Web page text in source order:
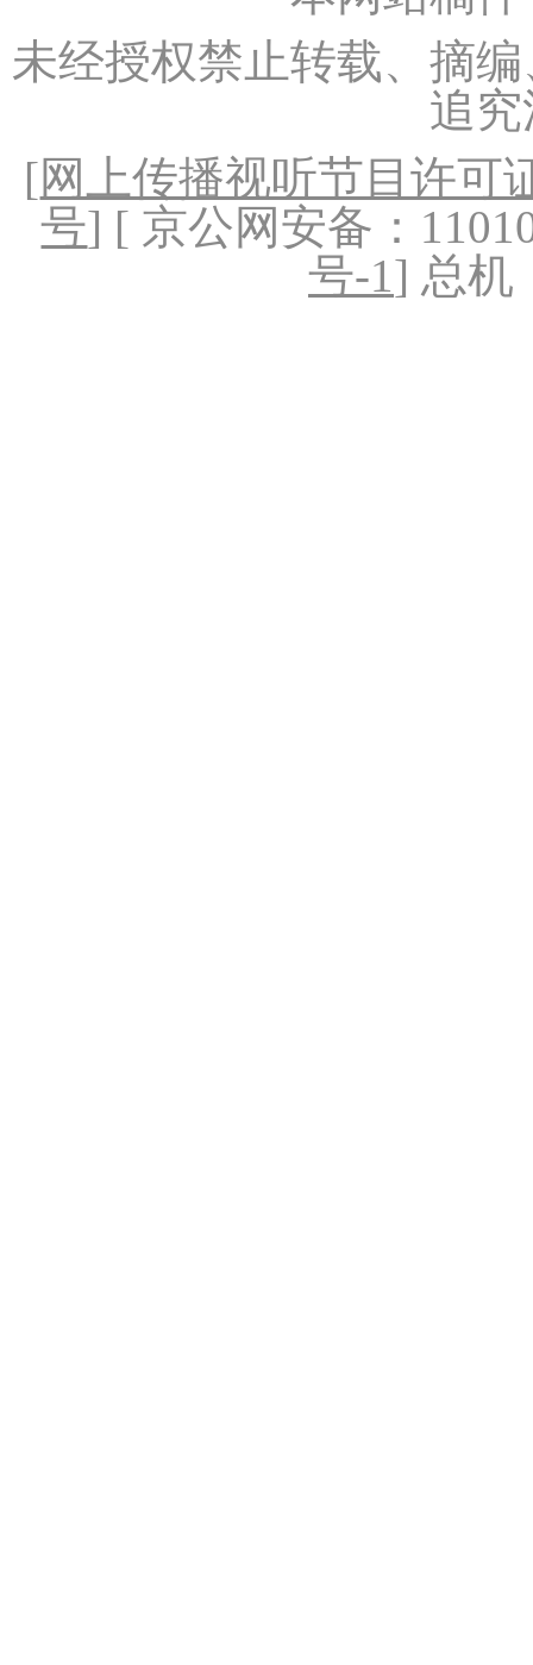
未经授权禁止转载、摘
追
[网上传播视听节目许可
号] [ 京公网安备：
号-1] 总机